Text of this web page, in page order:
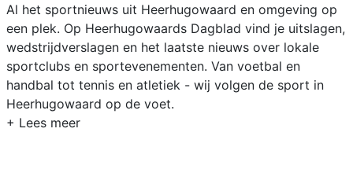
Al het sportnieuws uit Heerhugowaard en omgeving op
een plek. Op Heerhugowaards Dagblad vind je uitslagen,
wedstrijdverslagen en het laatste nieuws over lokale
sportclubs en sportevenementen. Van voetbal en
handbal tot tennis en atletiek - wij volgen de sport in
Heerhugowaard op de voet.